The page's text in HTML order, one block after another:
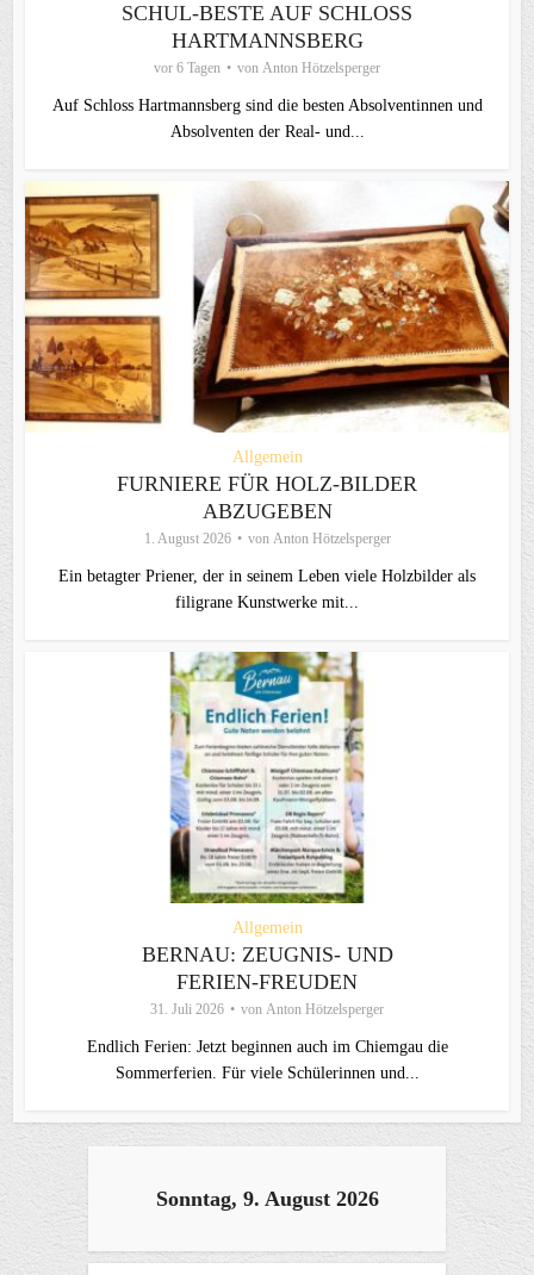
SCHUL-BESTE AUF SCHLOSS
HARTMANNSBERG
vor 6 Tagen von Anton Hötzelsperger
Auf Schloss Hartmannsberg sind die besten Absolventinnen und
Absolventen der Real- und...
Allgemein
FURNIERE FÜR HOLZ-BILDER
ABZUGEBEN
1. August 2026 von Anton Hötzelsperger
Ein betagter Priener, der in seinem Leben viele Holzbilder als
filigrane Kunstwerke mit...
Allgemein
BERNAU: ZEUGNIS- UND
FERIEN-FREUDEN
31. Juli 2026 von Anton Hötzelsperger
Endlich Ferien: Jetzt beginnen auch im Chiemgau die
Sommerferien. Für viele Schülerinnen und...
Sonntag, 9. August 2026